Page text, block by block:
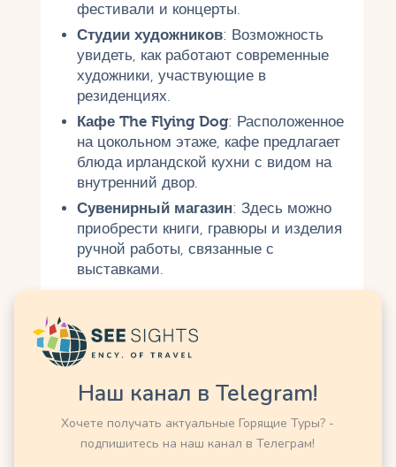
фестивали и концерты.
Студии художников: Возможность
увидеть, как работают современные
художники, участвующие в
резиденциях.
Кафе The Flying Dog: Расположенное
на цокольном этаже, кафе предлагает
блюда ирландской кухни с видом на
внутренний двор.
Сувенирный магазин: Здесь можно
приобрести книги, гравюры и изделия
ручной работы, связанные с
выставками.
10:00 до 17:30, вход на большинство выставок
бесплатный, хотя за специальные экскурсии
или временные экспозиции может взиматься
плата. Лучшее время для посещения —
утренние часы в будние дни, когда меньше
посетителей. Экскурсии с гидом доступны по
предварительному бронированию через сайт
Наш канал в Telegram!
Хочете получать актуальные Горящие Туры? -
подпишитесь на наш канал в Телеграм!